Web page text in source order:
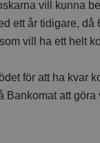
vill kunna
ett år tidigare,
vill ha ett helt
för att ha kvar
att